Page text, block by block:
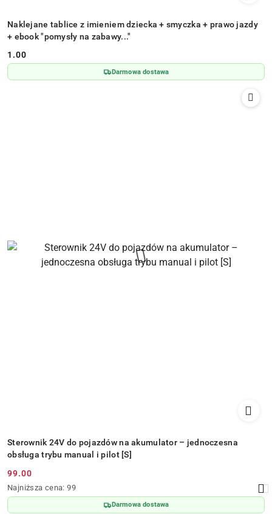
Naklejane tablice z imieniem dziecka + smyczka + prawo jazdy
+ ebook "pomysły na zabawy..."
Cena:
1.00
Darmowa dostawa
Sterownik 24V do pojazdów na akumulator – jednoczesna
obsługa trybu manual i pilot [S]
Cena
promocyjna:
99.00
Najniższa
cena
z
Najniższa cena: 99
Darmowa dostawa